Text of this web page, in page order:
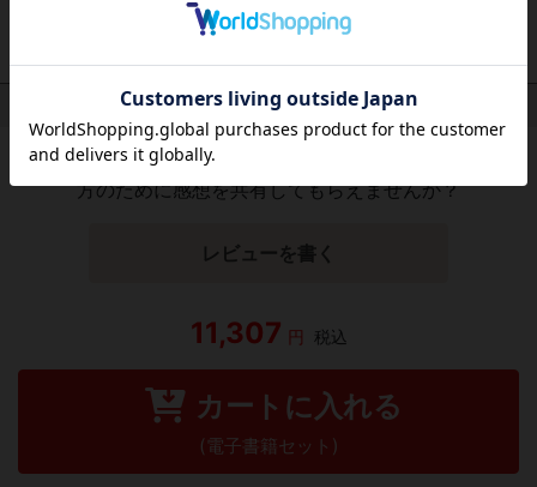
作品レビュー （関連商品を含む）
この作品にはまだレビューがありません。 今後読まれる
方のために感想を共有してもらえませんか？
レビューを書く
11,307 円 税込
カートに入れる
(電子書籍セット)